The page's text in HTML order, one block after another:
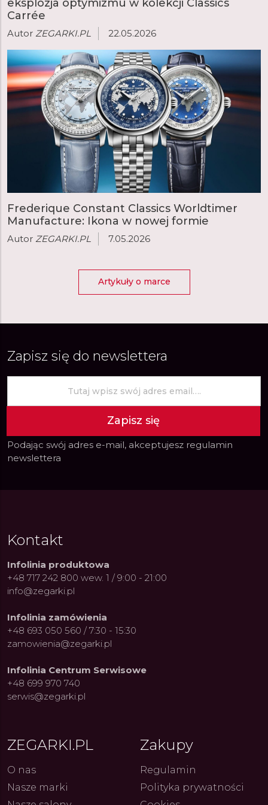
i Dostępny Luksus z
27.07.2026
kolarskich pasji do ikonicznych
kolekcji zegarków
ZEGARKI.PL 4.08.2026 Autor
eksplozja optymizmu w kolekcji Classics
Carrée
Autor ZEGARKI.PL 22.05.2026
Frederique Constant Classics Worldtimer
Manufacture: Ikona w nowej formie
Autor ZEGARKI.PL 7.05.2026
Artykuły o marce
Zapisz się do newslettera
Zapisz się
Podając swój adres e-mail, akceptujesz regulamin
newslettera
Kontakt
Infolinia produktowa
+48 717 242 800 wew. 1 / 9:00 - 21:00
info@zegarki.pl
Infolinia zamówienia
+48 693 050 560 / 7:30 - 15:30
zamowienia@zegarki.pl
Infolinia Centrum Serwisowe
+48 699 970 740
serwis@zegarki.pl
ZEGARKI.PL
O nas
Nasze marki
Zakupy
Regulamin
Polityka prywatności